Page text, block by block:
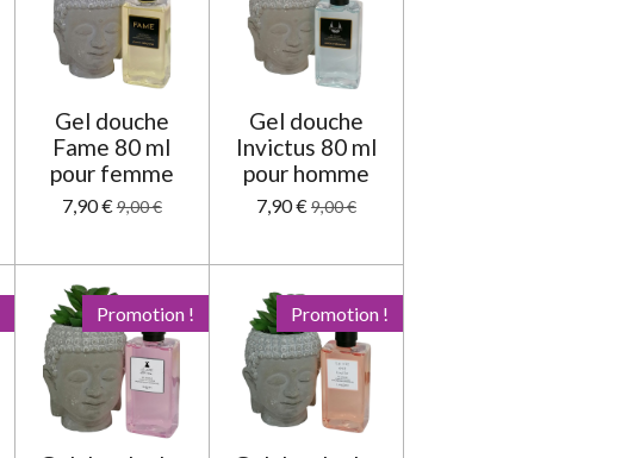
Gel douche
Fame 80 ml
pour femme
7,90 €9,00 €
Gel douche
Invictus 80 ml
pour homme
7,90 €9,00 €
Promotion ! Promotion !